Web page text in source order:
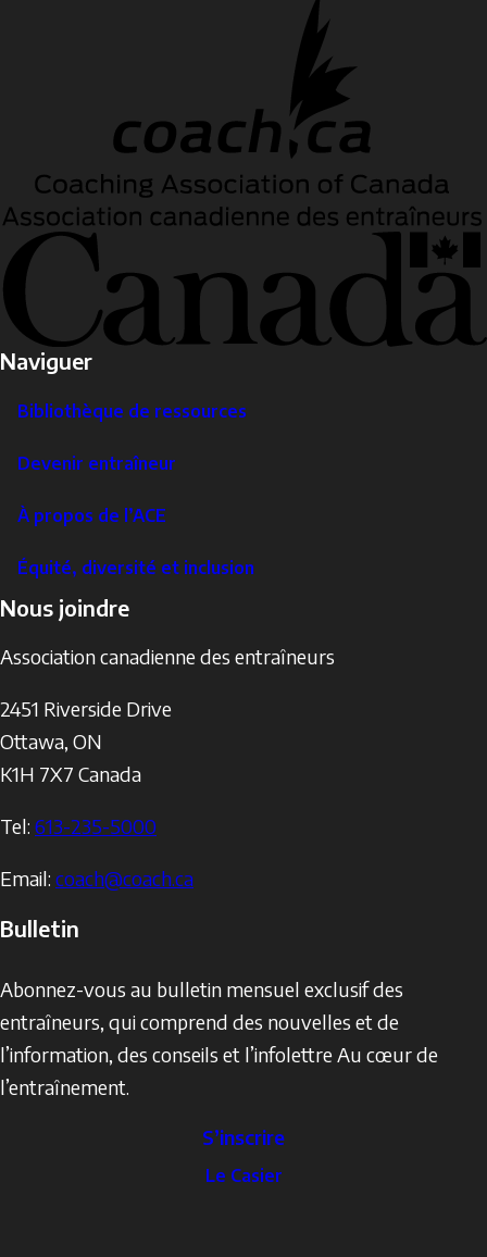
Naviguer
Bibliothèque de ressources
Devenir entraîneur
À propos de l’ACE
Équité, diversité et inclusion
Nous joindre
Association canadienne des entraîneurs
2451 Riverside Drive
Ottawa, ON
K1H 7X7 Canada
Tel: 613-235-5000
Email: coach@coach.ca
Bulletin
Abonnez-vous au bulletin mensuel exclusif des
entraîneurs, qui comprend des nouvelles et de
l’information, des conseils et l’infolettre Au cœur de
l’entraînement.
S’inscrire
Le Casier